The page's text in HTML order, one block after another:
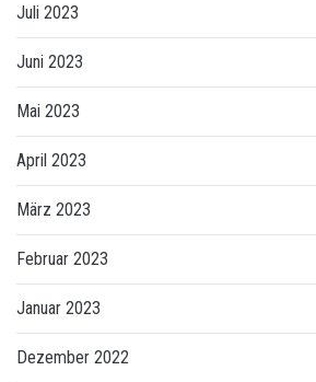
Juli 2023
Juni 2023
Mai 2023
April 2023
März 2023
Februar 2023
Januar 2023
Dezember 2022